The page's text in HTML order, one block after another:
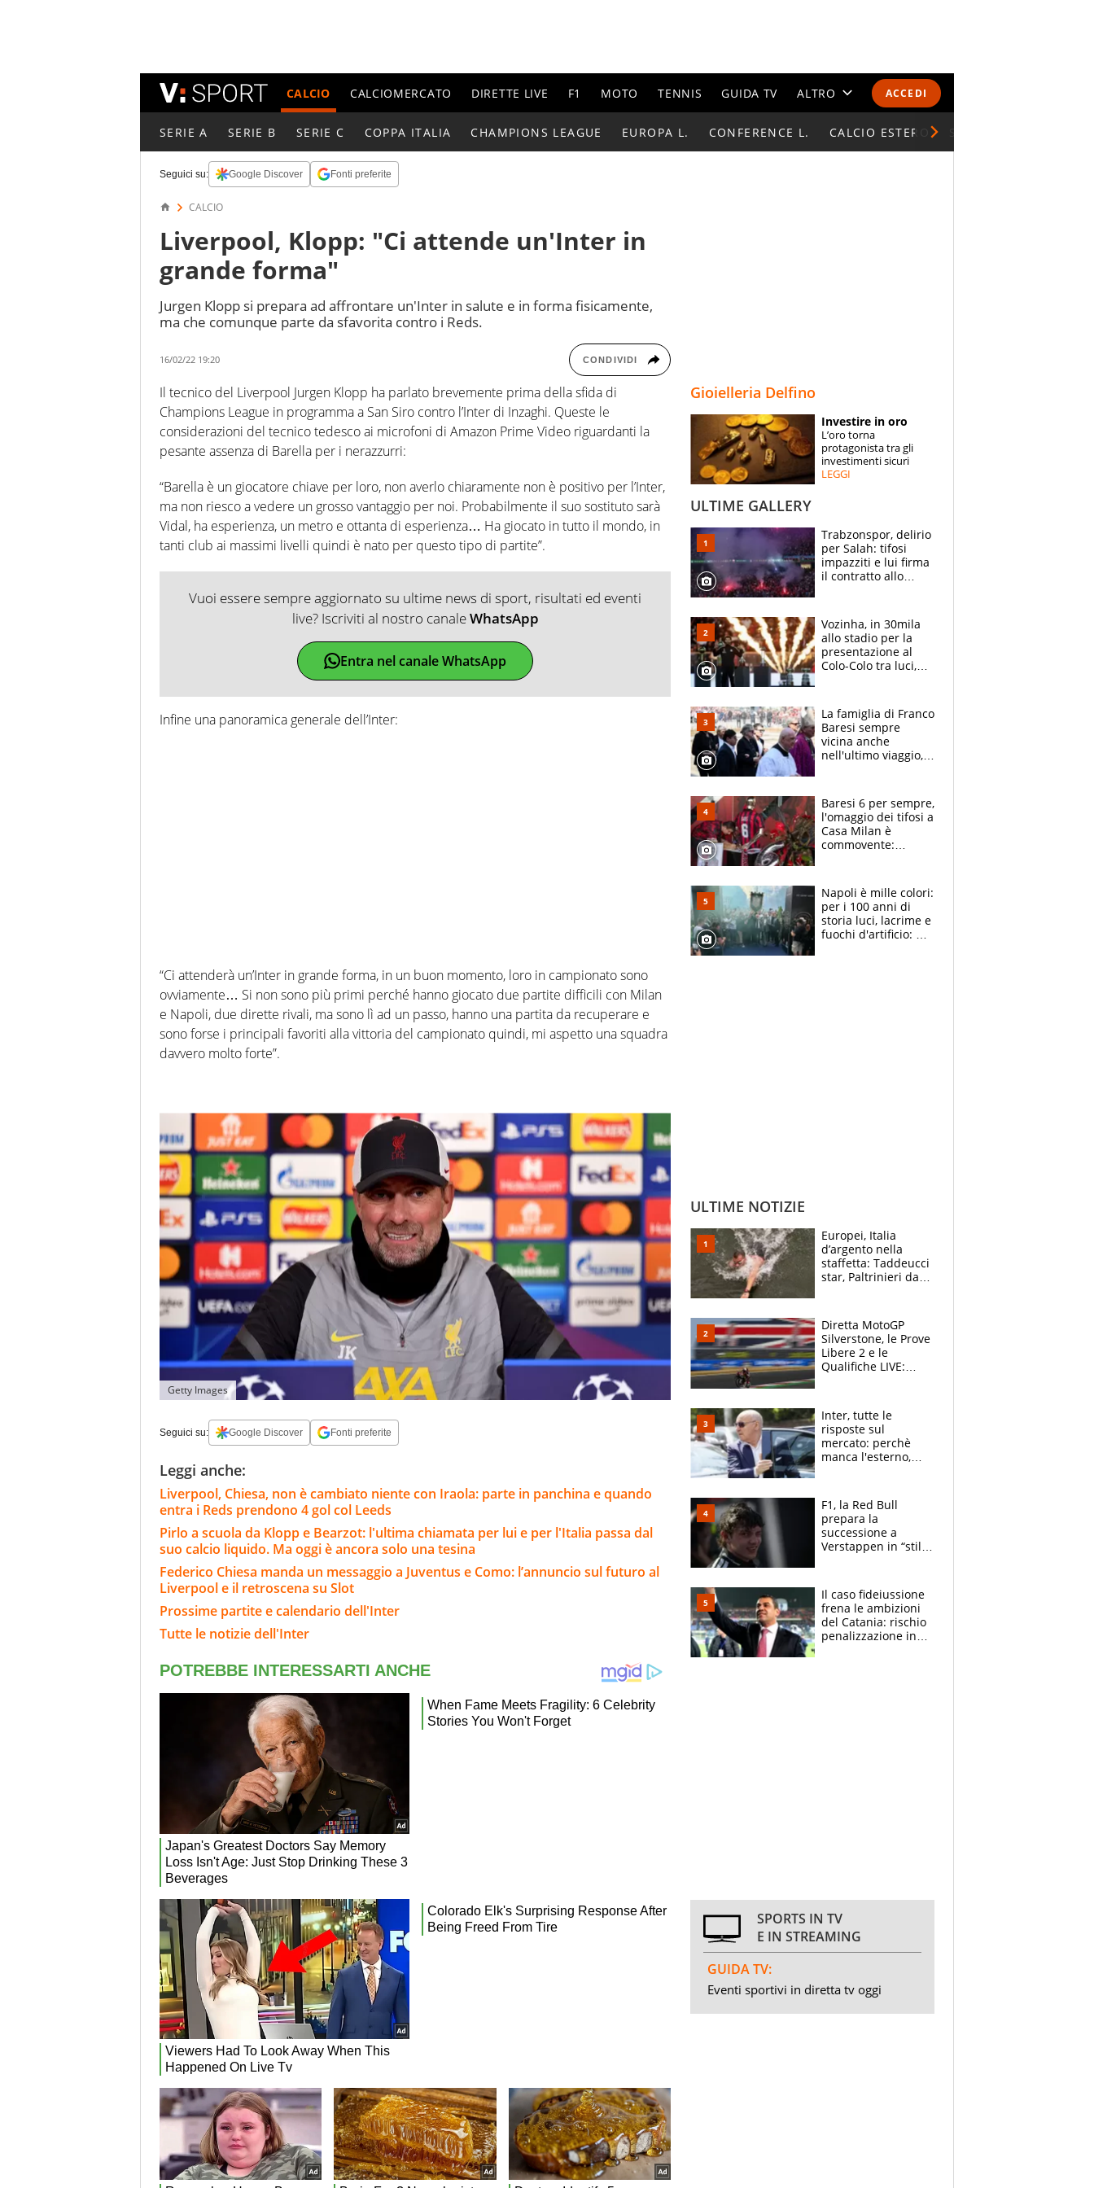
ACCEDI
CALCIO CALCIOMERCATO DIRETTE LIVE F1 MOTO TENNIS GUIDA TV ALTRO
CALENDARI E CLASSIFICHE
ESPERTI
CONTATTI
SERIE A SERIE B SERIE C COPPA ITALIA CHAMPIONS LEAGUE EUROPA L. CONFERENCE L. CALCIO ESTERO
Seguici su: Google Discover Fonti preferite
CALCIO
Liverpool, Klopp: "Ci attende un'Inter in
grande forma"
Jurgen Klopp si prepara ad affrontare un'Inter in salute e in forma fisicamente,
ma che comunque parte da sfavorita contro i Reds.
16/02/22 19:20 CONDIVIDI
Il tecnico del Liverpool Jurgen Klopp ha parlato brevemente prima della sfida di
Champions League in programma a San Siro contro l’Inter di Inzaghi. Queste le
considerazioni del tecnico tedesco ai microfoni di Amazon Prime Video riguardanti la
pesante assenza di Barella per i nerazzurri:
“Barella è un giocatore chiave per loro, non averlo chiaramente non è positivo per l’Inter,
ma non riesco a vedere un grosso vantaggio per noi. Probabilmente il suo sostituto sarà
Vidal, ha esperienza, un metro e ottanta di esperienza… Ha giocato in tutto il mondo, in
tanti club ai massimi livelli quindi è nato per questo tipo di partite”.
Vuoi essere sempre aggiornato su ultime news di sport, risultati ed eventi
live? Iscriviti al nostro canaleWhatsApp
Entra nel canale WhatsApp
Infine una panoramica generale dell’Inter:
“Ci attenderà un’Inter in grande forma, in un buon momento, loro in campionato sono
ovviamente… Si non sono più primi perché hanno giocato due partite difficili con Milan
e Napoli, due dirette rivali, ma sono lì ad un passo, hanno una partita da recuperare e
sono forse i principali favoriti alla vittoria del campionato quindi, mi aspetto una squadra
davvero molto forte”.
Getty Images
Seguici su: Google Discover Fonti preferite
Leggi anche:
Liverpool, Chiesa, non è cambiato niente con Iraola: parte in panchina e quando
entra i Reds prendono 4 gol col Leeds
Pirlo a scuola da Klopp e Bearzot: l'ultima chiamata per lui e per l'Italia passa dal
suo calcio liquido. Ma oggi è ancora solo una tesina
Federico Chiesa manda un messaggio a Juventus e Como: l’annuncio sul futuro al
Liverpool e il retroscena su Slot
Prossime partite e calendario dell'Inter
Tutte le notizie dell'Inter
Gioielleria Delfino
Investire in oro
L’oro torna
protagonista tra gli
investimenti sicuri
LEGGI
ULTIME GALLERY
Trabzonspor, delirio
per Salah: tifosi
impazziti e lui firma
il contratto allo
Vozinha, in 30mila
allo stadio per la
presentazione al
Colo-Colo tra luci,
La famiglia di Franco
Baresi sempre
vicina anche
nell'ultimo viaggio,
circondati
dall'affetto dei tifosi
Baresi 6 per sempre,
l'omaggio dei tifosi a
Casa Milan è
commovente:
bigliettini
Napoli è mille colori:
per i 100 anni di
storia luci, lacrime e
fuochi d'artificio: De
ULTIME NOTIZIE
Europei, Italia
d’argento nella
staffetta: Taddeucci
star, Paltrinieri da
Padre Pio
Diretta MotoGP
Silverstone, le Prove
Libere 2 e le
Qualifiche LIVE:
Inter, tutte le
risposte sul
mercato: perchè
manca l'esterno,
vero obiettivo di
Marotta
F1, la Red Bull
prepara la
successione a
Verstappen in “stile
attacco all’Italia
Il caso fideiussione
frena le ambizioni
del Catania: rischio
penalizzazione in
SPORTS IN TV
E IN STREAMING
GUIDA TV:
Eventi sportivi in diretta tv oggi